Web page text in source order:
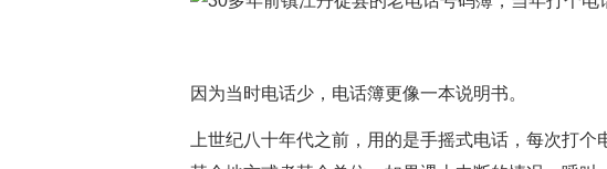
因为当时电话少，电话簿更像一本说明书。
上世纪八十年代之前，用的是手摇式电话，每次打